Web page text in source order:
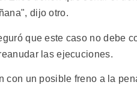
dijo otro.
que este caso no debe
las ejecuciones.
con un posible freno a la